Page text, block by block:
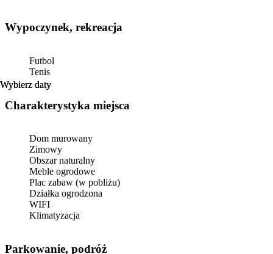
Wybierz daty
Wybierz daty
Wypoczynek, rekreacja
Futbol
Tenis
Charakterystyka miejsca
Dom murowany
Zimowy
Obszar naturalny
Meble ogrodowe
Plac zabaw (w pobliżu)
Działka ogrodzona
WIFI
Klimatyzacja
Parkowanie, podróż